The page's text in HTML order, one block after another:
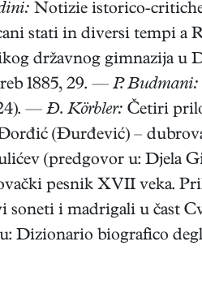
Notizie istorico-critiche
stati in diversi tempi a
državnog gimnazija u
1885, 29. — P. Budmani:
— Đ. Körbler: Četiri
(Đurđević) –
(predgovor u: Djela
pesnik XVII veka.
soneti i madrigali u čast
Dizionario biografico